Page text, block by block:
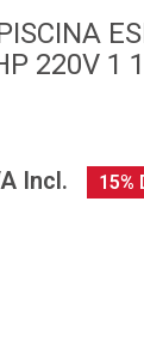
220V 1
Incl.
15%